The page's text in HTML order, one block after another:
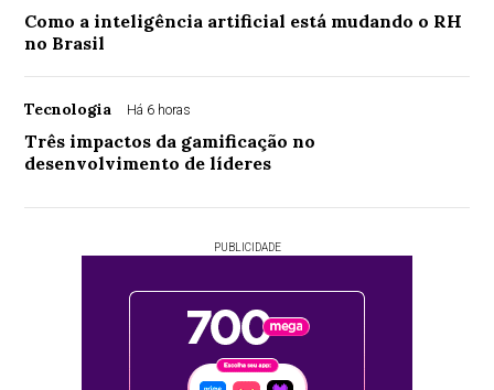
Como a inteligência artificial está mudando o RH
no Brasil
Tecnologia Há 6 horas
Três impactos da gamificação no
desenvolvimento de líderes
PUBLICIDADE